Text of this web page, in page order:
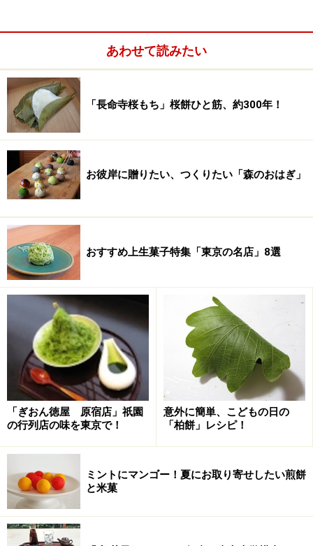
な息吹を吹き込もうと、今年、原料・製法・デザインを
スタートを切ったばかり。
おかきとして成り立つ、ギリギリの量までたっぷり入る
ピーナッツは100%千葉県産。サクサクとした香ばしさと
旨みたっぷりの花藻塩が後を引きます。
「東京ピーセン」。花藻塩で旨みアップ
象に。おつまみにも向くので、ビールと共に手土産にし
ても喜ばれそうです。
「東京ピーセン」にはプレーンのほか、「しっとりチー
あわせて読みたい
「長命寺桜もち」桜餅ひと筋、約300年！
お彼岸に贈りたい、つくりたい「森のおはぎ」
おすすめ上生菓子特集「東京の名店」8選
「ぎおん徳屋 原宿店」祇園
の行列店の味を東京で！
意外に簡単、こどもの日の
「柏餅」レシピ！
ミントにマンゴー！夏にお取り寄せしたい煎餅
と米菓